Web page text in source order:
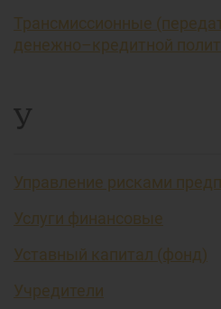
Трансмиссионные
денежно–кредитной
У
Управление рисками
Услуги финансовые
Уставный капитал (фонд)
Учредители